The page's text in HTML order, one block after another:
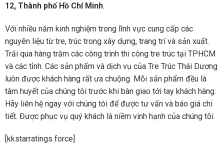
12, Thành phố Hồ Chí Minh.
Với nhiều năm kinh nghiệm trong lĩnh vực cung cấp các
nguyên liệu từ tre, trúc trong xây dựng, trang trí và sản xuất.
Trải qua hàng trăm các công trình thi công tre trúc tại TPHCM
và các tỉnh. Các sản phẩm và dịch vụ của Tre Trúc Thái Dương
luôn được khách hàng rất ưa chuộng. Mỗi sản phẩm đều là
tâm huyết của chúng tôi trước khi bàn giao tới tay khách hàng.
Hãy liên hệ ngay với chúng tôi để được tư vấn và báo giá chi
tiết. Được phục vụ quý khách là niềm vinh hạnh của chúng tôi.
[kkstarratings force]